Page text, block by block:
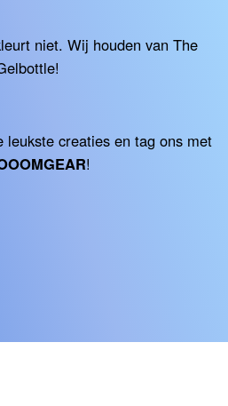
niet. Wij houden van The
leukste creaties en tag ons met
!